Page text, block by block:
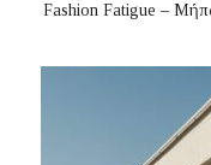
Fashion Fatigue –